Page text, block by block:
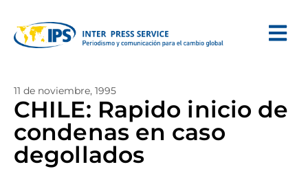
11 de noviembre, 1995
CHILE: Rapido inicio de
condenas en caso
degollados